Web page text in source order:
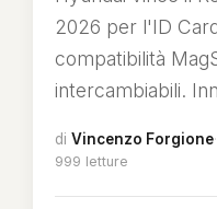
2026 per l'ID
compatibilità
intercambiabili.
di Vincenzo Forgione·
999 letture